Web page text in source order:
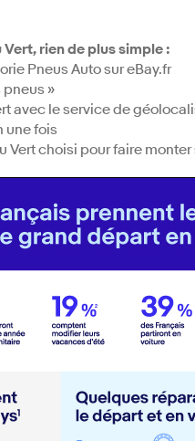
rien de plus simple :
Pneus Auto sur eBay.fr
pneus »
avec le service de
une fois
Vert choisi pour faire